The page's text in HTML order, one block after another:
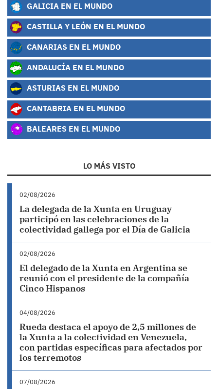
GALICIA EN EL MUNDO
CASTILLA Y LEÓN EN EL MUNDO
CANARIAS EN EL MUNDO
ANDALUCÍA EN EL MUNDO
ASTURIAS EN EL MUNDO
CANTABRIA EN EL MUNDO
BALEARES EN EL MUNDO
LO MÁS VISTO
02/08/2026
La delegada de la Xunta en Uruguay
participó en las celebraciones de la
colectividad gallega por el Día de Galicia
02/08/2026
El delegado de la Xunta en Argentina se
reunió con el presidente de la compañía
Cinco Hispanos
04/08/2026
Rueda destaca el apoyo de 2,5 millones de
la Xunta a la colectividad en Venezuela,
con partidas específicas para afectados por
los terremotos
07/08/2026